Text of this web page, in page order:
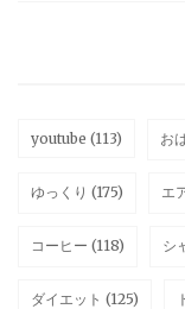
youtube (113) お
ゆっくり (175) エ
コーヒー (118) シ
ダイエット (125)